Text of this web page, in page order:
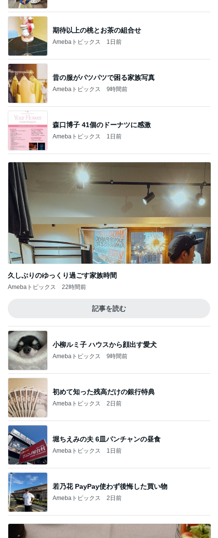
期待以上の桃とお茶の組合せ
Amebaトピックス 1日前
昔の服がパツパツで困る家族写真
Amebaトピックス 9時間前
森口博子 41個のドーナツに感激
Amebaトピックス 1日前
久しぶりのゆっくり過ごす家族時間
Amebaトピックス 22時間前
記事を読む
小柳ルミ子 ハウスから顔出す愛犬
Amebaトピックス 9時間前
初めて知った残高だけの銀行特典
Amebaトピックス 2日前
堀ちえみの夫 6皿パンチャンの昼食
Amebaトピックス 1日前
若乃花 PayPay使わず後悔した買い物
Amebaトピックス 2日前